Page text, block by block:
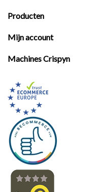
Producten
Mijn account
Machines Crispyn